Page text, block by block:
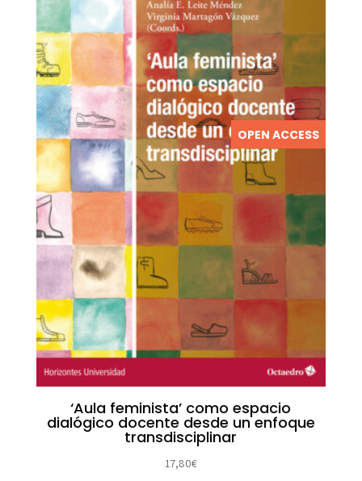
OPEN ACCESS
‘Aula feminista’ como espacio
dialógico docente desde un enfoque
transdisciplinar
17,80€